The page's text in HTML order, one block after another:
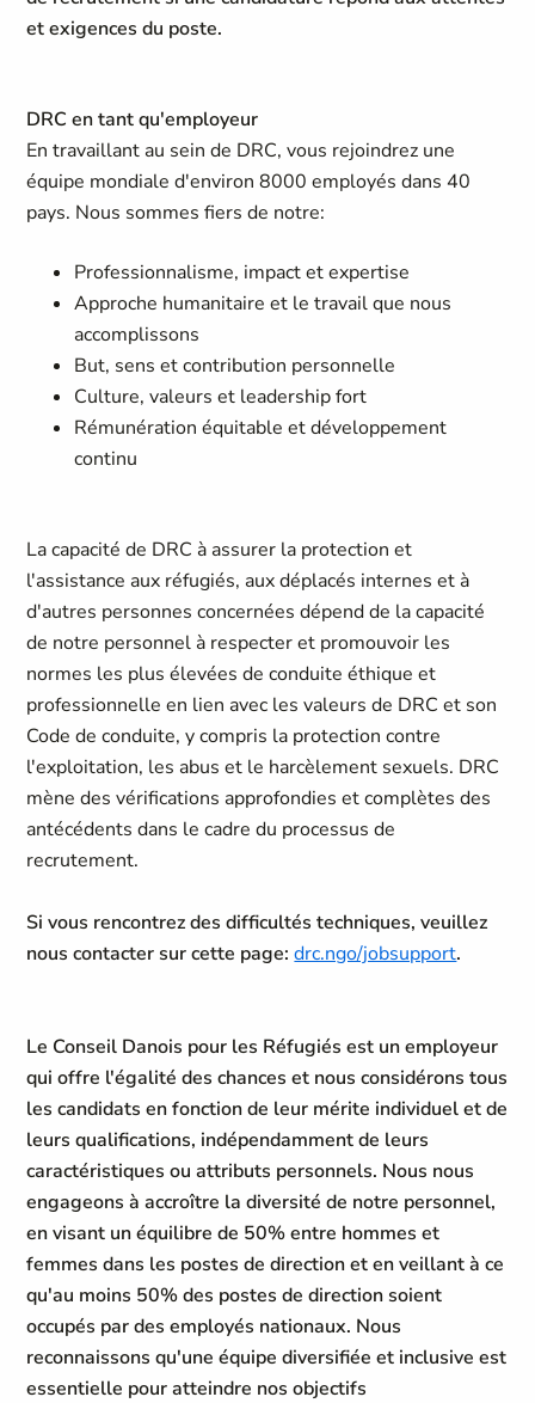
et exigences du poste.
DRC en tant qu'employeur
En travaillant au sein de DRC, vous rejoindrez une
équipe mondiale d'environ 8000 employés dans 40
pays. Nous sommes fiers de notre:
Professionnalisme, impact et expertise
Approche humanitaire et le travail que nous
accomplissons
But, sens et contribution personnelle
Culture, valeurs et leadership fort
Rémunération équitable et développement
continu
La capacité de DRC à assurer la protection et
l'assistance aux réfugiés, aux déplacés internes et à
d'autres personnes concernées dépend de la capacité
de notre personnel à respecter et promouvoir les
normes les plus élevées de conduite éthique et
professionnelle en lien avec les valeurs de DRC et son
Code de conduite, y compris la protection contre
l'exploitation, les abus et le harcèlement sexuels. DRC
mène des vérifications approfondies et complètes des
antécédents dans le cadre du processus de
recrutement.
Si vous rencontrez des difficultés techniques, veuillez
nous contacter sur cette page:drc.ngo/jobsupport.
Le Conseil Danois pour les Réfugiés est un employeur
qui offre l'égalité des chances et nous considérons tous
les candidats en fonction de leur mérite individuel et de
leurs qualifications, indépendamment de leurs
caractéristiques ou attributs personnels. Nous nous
engageons à accroître la diversité de notre personnel,
en visant un équilibre de 50% entre hommes et
femmes dans les postes de direction et en veillant à ce
qu'au moins 50% des postes de direction soient
occupés par des employés nationaux. Nous
reconnaissons qu'une équipe diversifiée et inclusive est
essentielle pour atteindre nos objectifs